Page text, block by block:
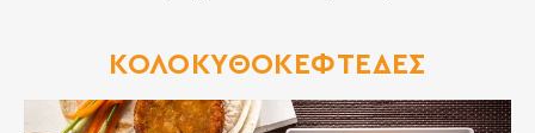
ΚΟΛΟΚΥΘΟΚΕΦΤΕΔΕΣ